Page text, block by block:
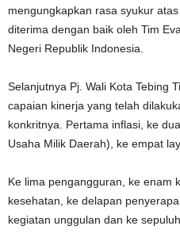
mengungkapkan rasa syukur
diterima dengan baik oleh Tim
Negeri Republik Indonesia.
Selanjutnya Pj. Wali Kota Tebing
capaian kinerja yang telah
konkritnya. Pertama inflasi, ke
Usaha Milik Daerah), ke empat
Ke lima pengangguran, ke enam
kesehatan, ke delapan
kegiatan unggulan dan ke